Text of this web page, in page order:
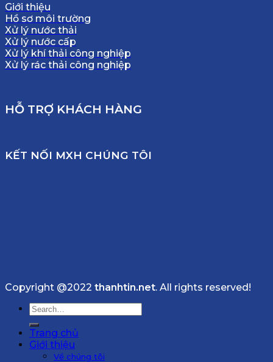
Giới thiệu
Hồ sơ môi trường
Xử lý nước thải
Xử lý nước cấp
Xử lý khí thải công nghiệp
Xử lý rác thải công nghiệp
HỖ TRỢ KHÁCH HÀNG
KẾT NỐI MXH CHÚNG TÔI
Copyright @2022 thanhtin.net. All rights reserved!
Search
for:
Trang chủ
Giới thiệu
Về chúng tôi